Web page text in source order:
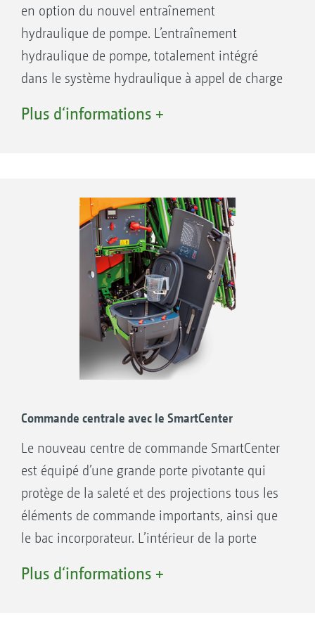
en option du nouvel entraînement
hydraulique de pompe. L’entraînement
hydraulique de pompe, totalement intégré
dans le système hydraulique à appel de charge
confortable et flexible de la pompe de
Entraînement de pompe indépendant du
Pompe préservée car les surrégimes sont
Attelage et dételage faciles
Économique en carburant
Exempt de maintenance
Plus d‘informations +
Commande centrale avec le SmartCenter
Le nouveau centre de commande SmartCenter
est équipé d’une grande porte pivotante qui
protège de la saleté et des projections tous les
éléments de commande importants, ainsi que
le bac incorporateur. L’intérieur de la porte
gobelet gradué. Comme la porte s’ouvre vers la
Plus d‘informations +